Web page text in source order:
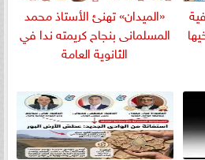
«الميدان» تهنئ الأستاذ محمد
المسلمانى بنجاح كريمته ندا في
الثانوية العامة